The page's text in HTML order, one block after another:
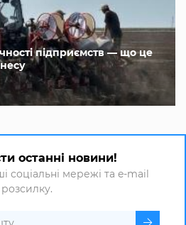
підприємств — що це
останні новини!
соціальні мережі та e-mail
розсилку.